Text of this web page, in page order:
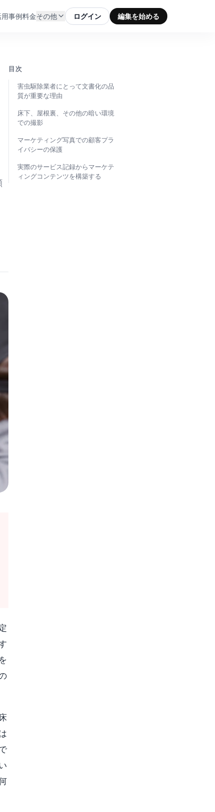
事例料金その他 ログイン 編集を始める
目次
害虫駆除業者にとって文書化の品
質が重要な理由
床下、屋根裏、その他の暗い環境
での撮影
マーケティング写真での顧客プラ
イバシーの保護
実際のサービス記録からマーケテ
ィングコンテンツを構築する